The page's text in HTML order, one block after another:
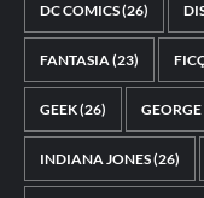
DC COMICS(26)
FANTASIA(23)
GEEK(26)
INDIANA JONES(26)